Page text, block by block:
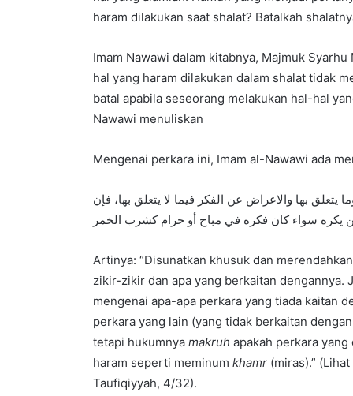
haram dilakukan saat shalat? Batalkah
Imam Nawawi dalam kitabnya, Majmuk
hal yang haram dilakukan dalam shalat tidak
batal apabila seseorang melakukan hal-hal
Nawawi menuliskan
Mengenai perkara ini, Imam al-Nawawi ada
بها والاعراض عن الفكر فيما لا يتعلق بها، فإن
يكره سواء كان فكره في مباح أو حرام كشرب الخمر
Artinya: “Disunatkan khusuk dan
zikir-zikir dan apa yang berkaitan dengannya.
mengenai apa-apa perkara yang tiada kaitan
perkara yang lain (yang tidak berkaitan
tetapi hukumnya makruh apakah perkara
haram seperti meminum khamr (miras).” (Lihat
Taufiqiyyah, 4/32).